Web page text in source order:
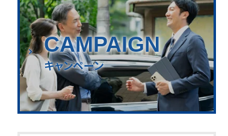
CAMPAIGN
キャンペーン